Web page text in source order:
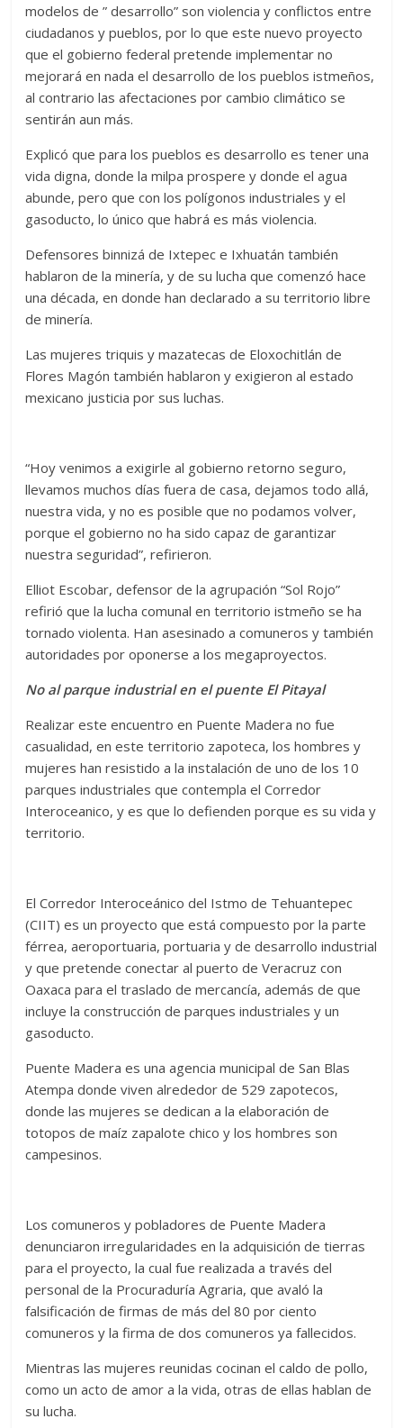
modelos de ” desarrollo” son violencia y conflictos entre
ciudadanos y pueblos, por lo que este nuevo proyecto
que el gobierno federal pretende implementar no
mejorará en nada el desarrollo de los pueblos istmeños,
al contrario las afectaciones por cambio climático se
sentirán aun más.
Explicó que para los pueblos es desarrollo es tener una
vida digna, donde la milpa prospere y donde el agua
abunde, pero que con los polígonos industriales y el
gasoducto, lo único que habrá es más violencia.
Defensores binnizá de Ixtepec e Ixhuatán también
hablaron de la minería, y de su lucha que comenzó hace
una década, en donde han declarado a su territorio libre
de minería.
Las mujeres triquis y mazatecas de Eloxochitlán de
Flores Magón también hablaron y exigieron al estado
mexicano justicia por sus luchas.
“Hoy venimos a exigirle al gobierno retorno seguro,
llevamos muchos días fuera de casa, dejamos todo allá,
nuestra vida, y no es posible que no podamos volver,
porque el gobierno no ha sido capaz de garantizar
nuestra seguridad”, refirieron.
Elliot Escobar, defensor de la agrupación “Sol Rojo”
refirió que la lucha comunal en territorio istmeño se ha
tornado violenta. Han asesinado a comuneros y también
autoridades por oponerse a los megaproyectos.
No al parque industrial en el puente El Pitayal
Realizar este encuentro en Puente Madera no fue
casualidad, en este territorio zapoteca, los hombres y
mujeres han resistido a la instalación de uno de los 10
parques industriales que contempla el Corredor
Interoceanico, y es que lo defienden porque es su vida y
territorio.
El Corredor Interoceánico del Istmo de Tehuantepec
(CIIT) es un proyecto que está compuesto por la parte
férrea, aeroportuaria, portuaria y de desarrollo industrial
y que pretende conectar al puerto de Veracruz con
Oaxaca para el traslado de mercancía, además de que
incluye la construcción de parques industriales y un
gasoducto.
Puente Madera es una agencia municipal de San Blas
Atempa donde viven alrededor de 529 zapotecos,
donde las mujeres se dedican a la elaboración de
totopos de maíz zapalote chico y los hombres son
campesinos.
Los comuneros y pobladores de Puente Madera
denunciaron irregularidades en la adquisición de tierras
para el proyecto, la cual fue realizada a través del
personal de la Procuraduría Agraria, que avaló la
falsificación de firmas de más del 80 por ciento
comuneros y la firma de dos comuneros ya fallecidos.
Mientras las mujeres reunidas cocinan el caldo de pollo,
como un acto de amor a la vida, otras de ellas hablan de
su lucha.